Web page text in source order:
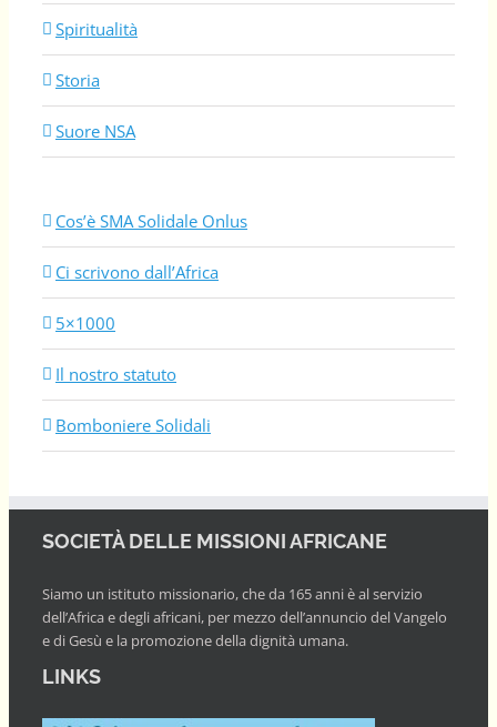
Spiritualità
Storia
Suore NSA
Cos’è SMA Solidale Onlus
Ci scrivono dall’Africa
5×1000
Il nostro statuto
Bomboniere Solidali
SOCIETÀ DELLE MISSIONI AFRICANE
Siamo un istituto missionario, che da 165 anni è al servizio
dell’Africa e degli africani, per mezzo dell’annuncio del Vangelo
e di Gesù e la promozione della dignità umana.
LINKS